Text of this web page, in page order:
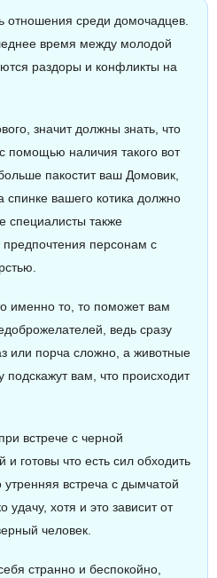
отношения среди домочадцев.
время между молодой
раздоры и конфликты на
значит должны знать, что
помощью наличия такого вот
пакостит ваш Домовик,
вашего котика должно
специалисты также
предпочтения персонам с
именно то, то поможет вам
ведь сразу
или порча сложно, а животные
подскажут вам, что происходит
встрече с черной
и готовы что есть сил обходить
утренняя встреча с дымчатой
удачу, хотя и это зависит от
человек.
странно и беспокойно,